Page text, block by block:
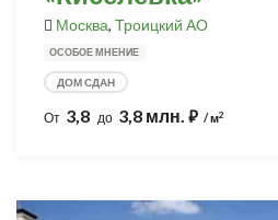
Москва, Троицкий АО
ОСОБОЕ МНЕНИЕ
ДОМ СДАН
От 3,8 до 3,8 млн. ⃏ / м2